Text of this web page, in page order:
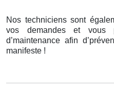
Nos techniciens sont
vos demandes et vous
d’maintenance afin
manifeste !